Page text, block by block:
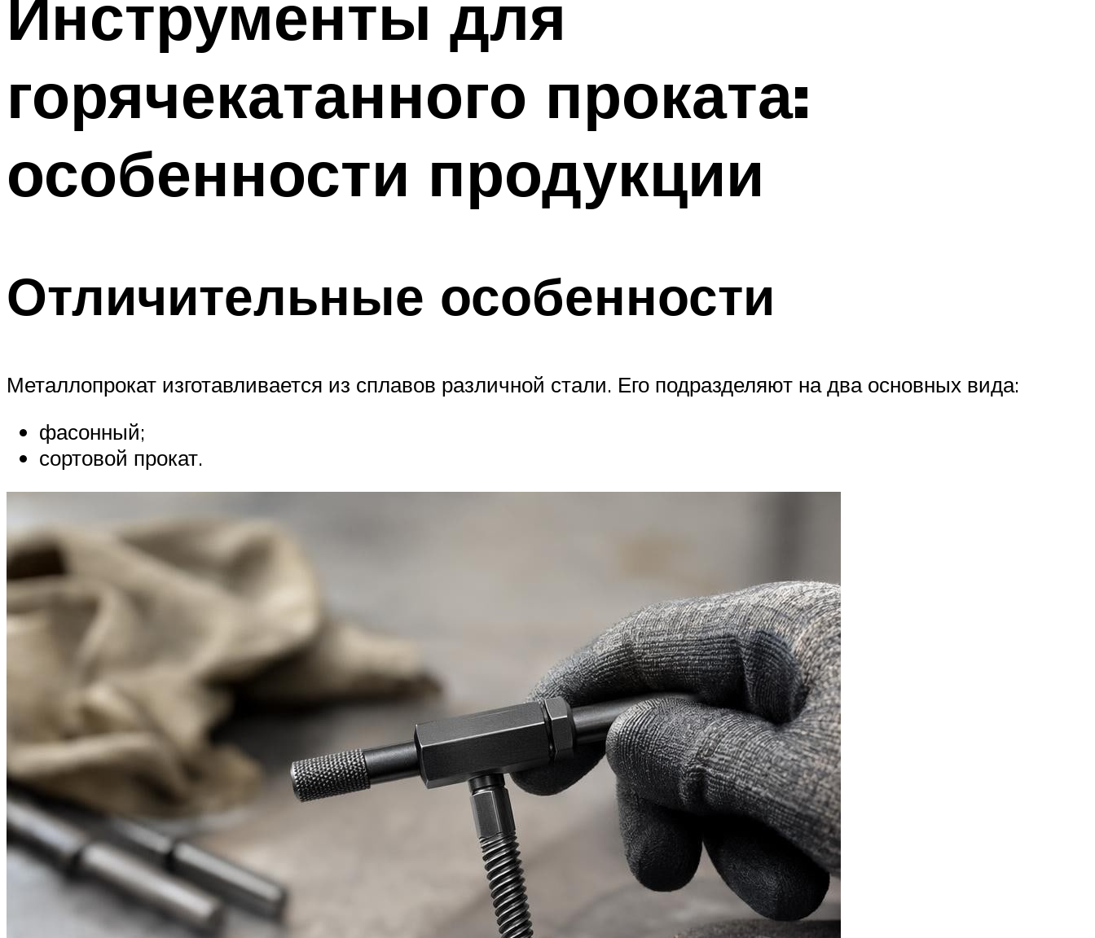
Инструменты для
горячекатанного проката:
особенности продукции
Отличительные особенности
Металлопрокат изготавливается из сплавов различной стали. Его подразделяют на два основных вида:
фасонный;
сортовой прокат.